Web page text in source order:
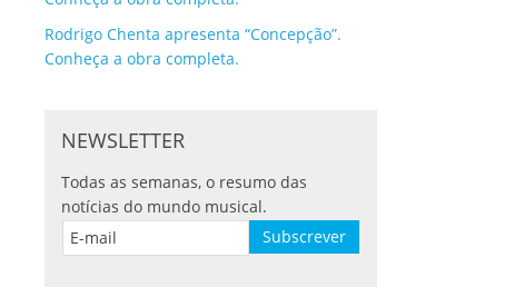
Rodrigo Chenta apresenta “Concepção”.
Conheça a obra completa.
NEWSLETTER
Todas as semanas, o resumo das
notícias do mundo musical.